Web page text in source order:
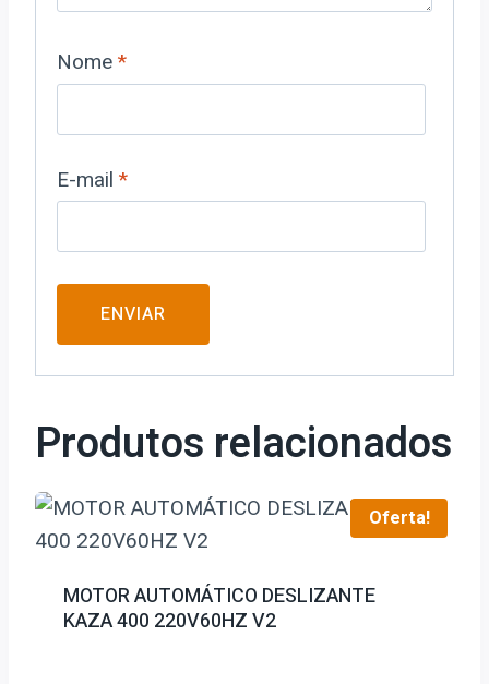
Nome *
E-mail *
Produtos relacionados
Oferta!
MOTOR AUTOMÁTICO DESLIZANTE
KAZA 400 220V60HZ V2